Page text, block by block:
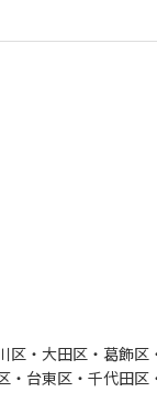
区・大田区・葛飾
・台東区・千代田区